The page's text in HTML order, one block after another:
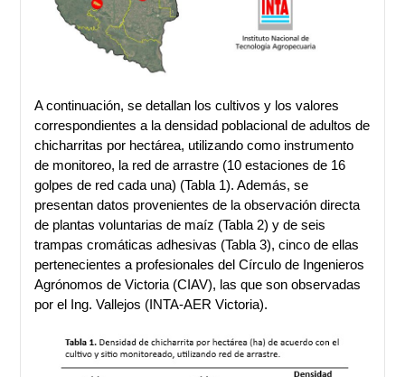
A continuación, se detallan los cultivos y los valores
correspondientes a la densidad poblacional de adultos de
chicharritas por hectárea, utilizando como instrumento
de monitoreo, la red de arrastre (10 estaciones de 16
golpes de red cada una) (Tabla 1). Además, se
presentan datos provenientes de la observación directa
de plantas voluntarias de maíz (Tabla 2) y de seis
trampas cromáticas adhesivas (Tabla 3), cinco de ellas
pertenecientes a profesionales del Círculo de Ingenieros
Agrónomos de Victoria (CIAV), las que son observadas
por el Ing. Vallejos (INTA-AER Victoria).